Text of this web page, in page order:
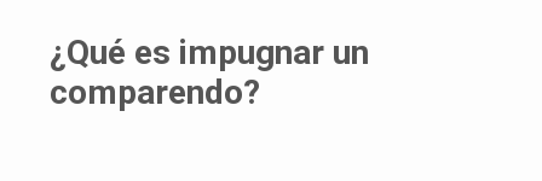
¿Qué es impugnar un
comparendo?